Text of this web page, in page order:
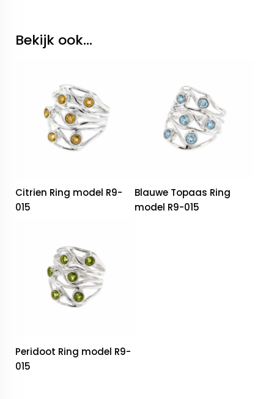
Bekijk ook...
Citrien Ring model R9-
015
Blauwe Topaas Ring
model R9-015
Peridoot Ring model R9-
015